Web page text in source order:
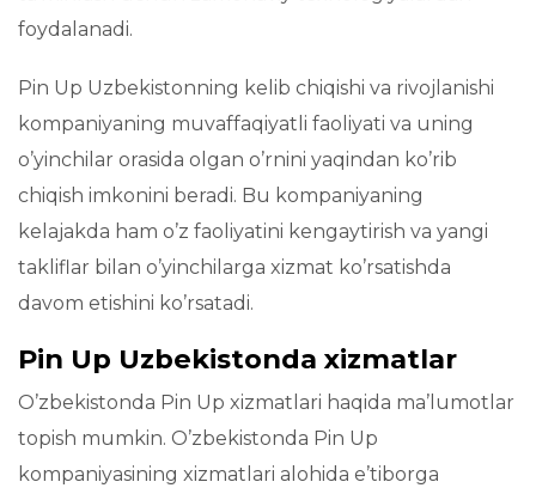
foydalanadi.
Pin Up Uzbekistonning kelib chiqishi va rivojlanishi
kompaniyaning muvaffaqiyatli faoliyati va uning
o’yinchilar orasida olgan o’rnini yaqindan ko’rib
chiqish imkonini beradi. Bu kompaniyaning
kelajakda ham o’z faoliyatini kengaytirish va yangi
takliflar bilan o’yinchilarga xizmat ko’rsatishda
davom etishini ko’rsatadi.
Pin Up Uzbekistonda xizmatlar
O’zbekistonda Pin Up xizmatlari haqida ma’lumotlar
topish mumkin. O’zbekistonda Pin Up
kompaniyasining xizmatlari alohida e’tiborga